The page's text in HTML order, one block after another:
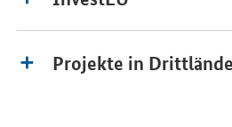
Projekte in